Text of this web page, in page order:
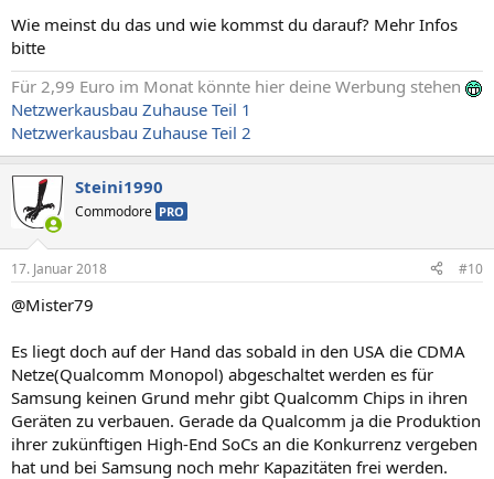
Wie meinst du das und wie kommst du darauf? Mehr Infos
bitte
Für 2,99 Euro im Monat könnte hier deine Werbung stehen
Netzwerkausbau Zuhause Teil 1
Netzwerkausbau Zuhause Teil 2
Steini1990
Commodore PRO
17. Januar 2018 #10
@Mister79
Es liegt doch auf der Hand das sobald in den USA die CDMA
Netze(Qualcomm Monopol) abgeschaltet werden es für
Samsung keinen Grund mehr gibt Qualcomm Chips in ihren
Geräten zu verbauen. Gerade da Qualcomm ja die Produktion
ihrer zukünftigen High-End SoCs an die Konkurrenz vergeben
hat und bei Samsung noch mehr Kapazitäten frei werden.